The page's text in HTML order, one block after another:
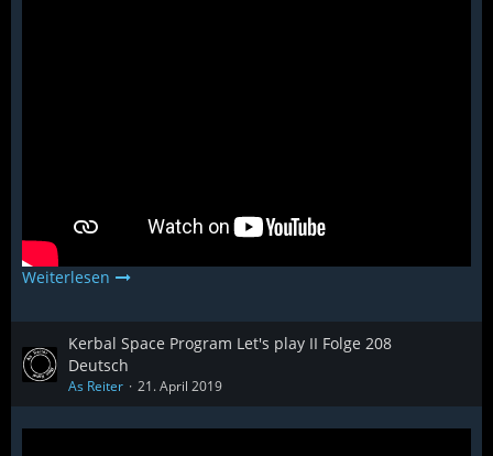
Weiterlesen
Kerbal Space Program Let's play II Folge 208
Deutsch
As Reiter 21. April 2019